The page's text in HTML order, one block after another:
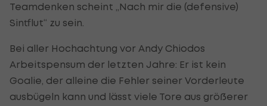
Teamdenken scheint „Nach mir die (defensive)
Sintflut“ zu sein.
Bei aller Hochachtung vor Andy Chiodos
Arbeitspensum der letzten Jahre: Er ist kein
Goalie, der alleine die Fehler seiner Vorderleute
ausbügeln kann und lässt viele Tore aus größerer